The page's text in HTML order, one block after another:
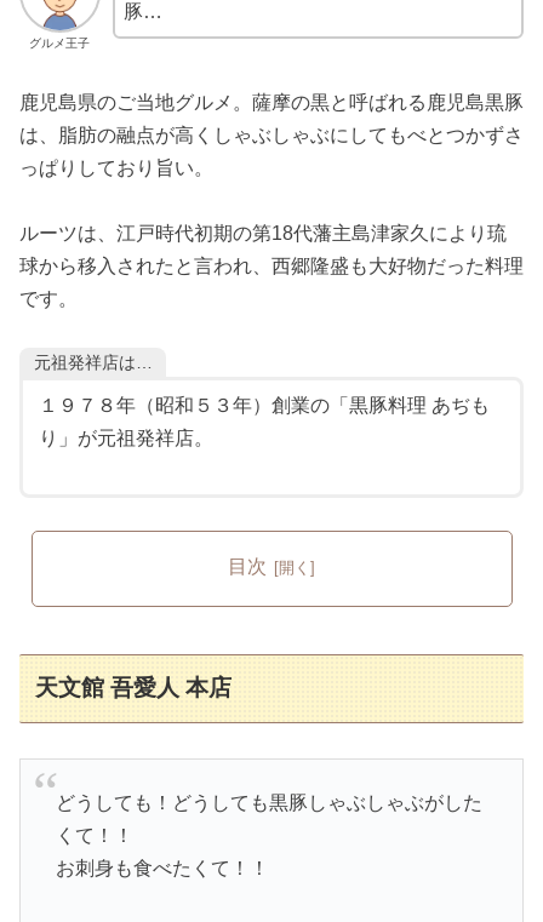
グルメ王子
豚…
鹿児島県のご当地グルメ。薩摩の黒と呼ばれる鹿児島黒豚
は、脂肪の融点が高くしゃぶしゃぶにしてもべとつかずさ
っぱりしており旨い。
ルーツは、江戸時代初期の第18代藩主島津家久により琉
球から移入されたと言われ、西郷隆盛も大好物だった料理
です。
元祖発祥店は…
１９７８年（昭和５３年）創業の「黒豚料理 あぢも
り」が元祖発祥店。
目次
天文館 吾愛人 本店
どうしても！どうしても黒豚しゃぶしゃぶがした
くて！！
お刺身も食べたくて！！